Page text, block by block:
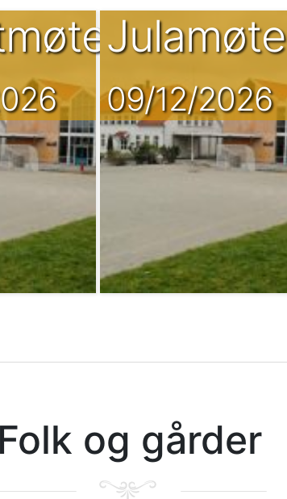
Julamøte
09/12/2026
Folk og gårder